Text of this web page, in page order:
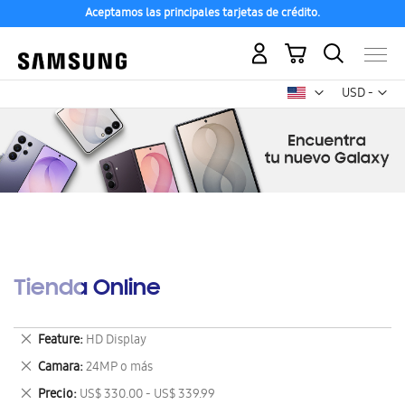
Aceptamos las principales tarjetas de crédito.
USD -
dólar
Mi carrito
Tienda Online
Feature HD Display
Eliminar
este
artículo
Camara 24MP o más
Eliminar
este
Precio US$ 330.00 - US$ 339.99
Eliminar